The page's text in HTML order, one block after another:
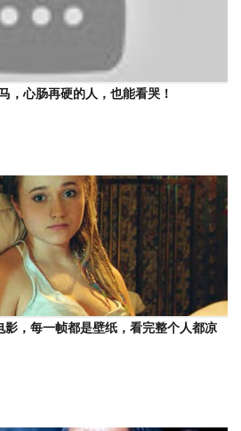
，心肠再硬的人，也能看哭！
影，每一帧都是壁纸，看完整个人都凉